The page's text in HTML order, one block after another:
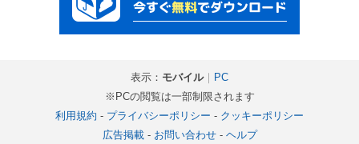
表示： モバイル｜ PC
※PCの閲覧は一部制限されます
利用規約 - プライバシーポリシー - クッキーポリシー
広告掲載- お問い合わせ- ヘルプ